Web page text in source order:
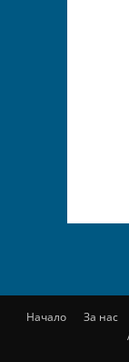
Начало За нас